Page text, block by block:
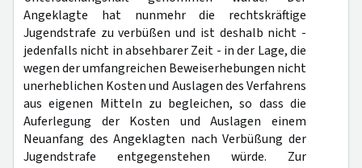
Angeklagte hat nunmehr die rechtskräftige
Jugendstrafe zu verbüßen und ist deshalb nicht -
jedenfalls nicht in absehbarer Zeit - in der Lage, die
wegen der umfangreichen Beweiserhebungen nicht
unerheblichen Kosten und Auslagen des Verfahrens
aus eigenen Mitteln zu begleichen, so dass die
Auferlegung der Kosten und Auslagen einem
Neuanfang des Angeklagten nach Verbüßung der
Jugendstrafe entgegenstehen würde. Zur